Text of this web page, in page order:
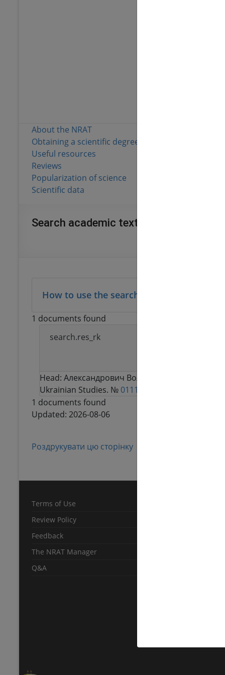
About the NRAT
Obtaining a scientific degree
Useful resources
Reviews
Popularization of science
Scientific data
Search academic texts
How to use the search function
1 documents found
search.res_rk
Head: Александрович Володимир Степанович
Ukrainian Studies. № 0111U008234
1 documents found
Updated: 2026-08-06
Роздрукувати цю сторінку
Terms of Use
Review Policy
Feedback
The NRAT Manager
Q&A